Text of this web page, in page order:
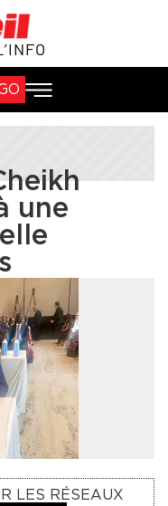
une
LES RÉSEAUX